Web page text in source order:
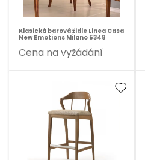
Klasická barová židle Linea Casa
New Emotions Milano 5348
Cena na vyžádání